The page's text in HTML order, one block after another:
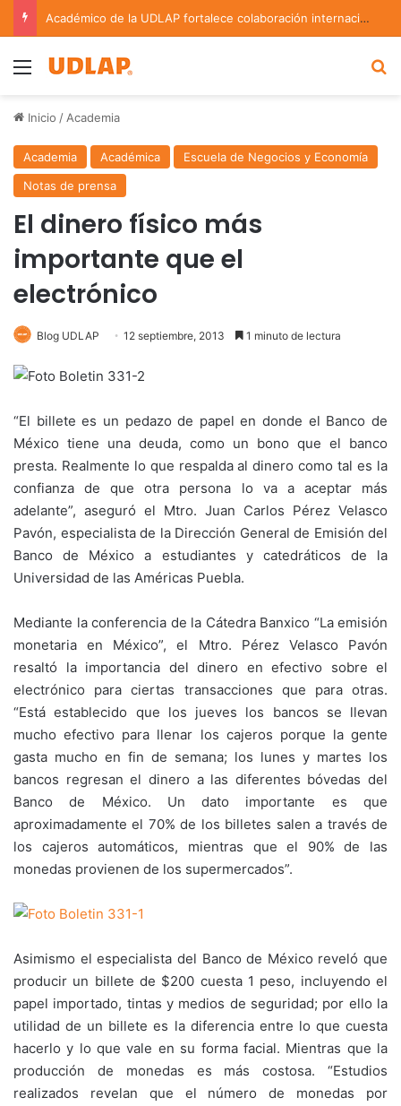
Académico de la UDLAP fortalece colaboración internacional con estancia de investigación en Argentina
Menu
Inicio / Academia
Academia Académica
Escuela de Negocios y Economía
Notas de prensa
El dinero físico más
importante que el
electrónico
Blog UDLAP 12 septiembre, 2013 1 minuto de lectura
“El billete es un pedazo de papel en donde el Banco de
México tiene una deuda, como un bono que el banco
presta. Realmente lo que respalda al dinero como tal es la
confianza de que otra persona lo va a aceptar más
adelante”, aseguró el Mtro. Juan Carlos Pérez Velasco
Pavón, especialista de la Dirección General de Emisión del
Banco de México a estudiantes y catedráticos de la
Universidad de las Américas Puebla.
Mediante la conferencia de la Cátedra Banxico “La emisión
monetaria en México”, el Mtro. Pérez Velasco Pavón
resaltó la importancia del dinero en efectivo sobre el
electrónico para ciertas transacciones que para otras.
“Está establecido que los jueves los bancos se llevan
mucho efectivo para llenar los cajeros porque la gente
gasta mucho en fin de semana; los lunes y martes los
bancos regresan el dinero a las diferentes bóvedas del
Banco de México. Un dato importante es que
aproximadamente el 70% de los billetes salen a través de
los cajeros automáticos, mientras que el 90% de las
monedas provienen de los supermercados”.
Asimismo el especialista del Banco de México reveló que
producir un billete de $200 cuesta 1 peso, incluyendo el
papel importado, tintas y medios de seguridad; por ello la
utilidad de un billete es la diferencia entre lo que cuesta
hacerlo y lo que vale en su forma facial. Mientras que la
producción de monedas es más costosa. “Estudios
realizados revelan que el número de monedas por